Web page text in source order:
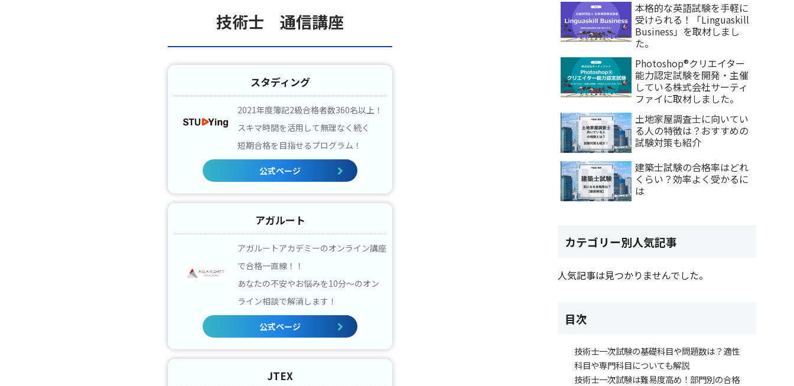
技術士 通信講座
スタディング
2021年度簿記2級合格者数360名以上！
スキマ時間を活用して無理なく続く
短期合格を目指せるプログラム！
公式ページ
アガルート
アガルートアカデミーのオンライン講座
で合格一直線！！
あなたの不安やお悩みを10分～のオン
ライン相談で解消します！
公式ページ
JTEX
本格的な英語試験を手軽に
受けられる！「Linguaskill
Business」を取材しまし
た。
Photoshop®クリエイター
能力認定試験を開発・主催
している株式会社サーティ
ファイに取材しました。
土地家屋調査士に向いてい
る人の特徴は？おすすめの
試験対策も紹介
建築士試験の合格率はどれ
くらい？効率よく受かるに
は
カテゴリー別人気記事
人気記事は見つかりませんでした。
目次
技術士一次試験の基礎科目や問題数は？適性
科目や専門科目についても解説
技術士一次試験は難易度高め！部門別の合格